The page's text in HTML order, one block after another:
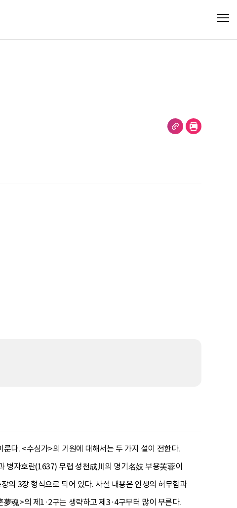
다. <수심가>의 기원에 대해서는 두 가지 설이 전한다.
병자호란(1637) 무렵 성천成川의 명기名妓 부용芙蓉이
의 3장 형식으로 되어 있다. 사설 내용은 인생의 허무함과
魂>의 제1·2구는 생략하고 제3·4구부터 많이 부른다.